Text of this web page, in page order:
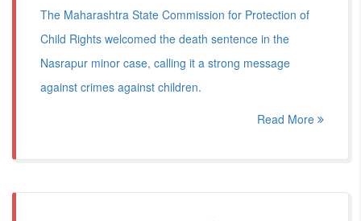
The Maharashtra State Commission for Protection of
Child Rights welcomed the death sentence in the
Nasrapur minor case, calling it a strong message
against crimes against children.
Read More